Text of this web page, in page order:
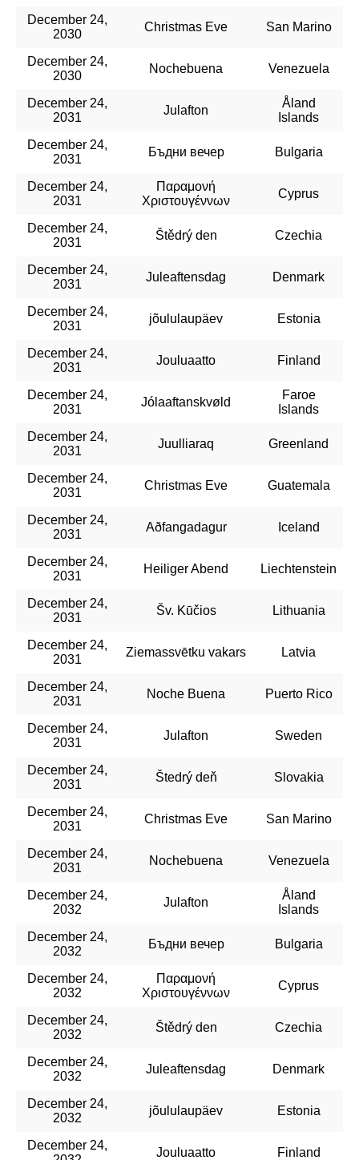
December 24,
2030
Christmas Eve San Marino
December 24,
2030
Nochebuena Venezuela
December 24,
2031
Julafton
Åland
Islands
December 24,
2031
Бъдни вечер Bulgaria
December 24,
2031
Παραμονή
Χριστουγέννων
Cyprus
December 24,
2031
Štědrý den Czechia
December 24,
2031
Juleaftensdag Denmark
December 24,
2031
jõululaupäev Estonia
December 24,
2031
Jouluaatto Finland
December 24,
2031
Jólaaftanskvøld
Faroe
Islands
December 24,
2031
Juulliaraq Greenland
December 24,
2031
Christmas Eve Guatemala
December 24,
2031
Aðfangadagur Iceland
December 24,
2031
Heiliger Abend Liechtenstein
December 24,
2031
Šv. Kūčios Lithuania
December 24,
2031
Ziemassvētku vakars Latvia
December 24,
2031
Noche Buena Puerto Rico
December 24,
2031
Julafton Sweden
December 24,
2031
Štedrý deň Slovakia
December 24,
2031
Christmas Eve San Marino
December 24,
2031
Nochebuena Venezuela
December 24,
2032
Julafton
Åland
Islands
December 24,
2032
Бъдни вечер Bulgaria
December 24,
2032
Παραμονή
Χριστουγέννων
Cyprus
December 24,
2032
Štědrý den Czechia
December 24,
2032
Juleaftensdag Denmark
December 24,
2032
jõululaupäev Estonia
December 24,
Jouluaatto Finland